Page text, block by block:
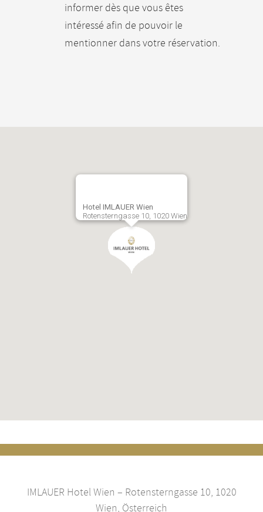
informer dès que vous êtes
intéressé afin de pouvoir le
mentionner dans votre réservation.
Hotel IMLAUER Wien
Rotensterngasse 10, 1020 Wien
IMLAUER Hotel Wien – Rotensterngasse 10, 1020
Wien, Österreich